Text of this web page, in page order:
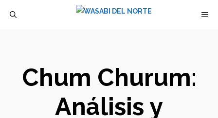
Chum Churum:
Análisis y